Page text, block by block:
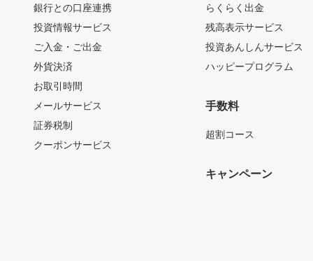
銀行との口座連携
投資情報サービス
ご入金・ご出金
外貨決済
お取引時間
メールサービス
証券税制
クーポンサービス
らくらく出金
残高表示サービス
投資あんしんサービス
ハッピープログラム
手数料
超割コース
キャンペーン